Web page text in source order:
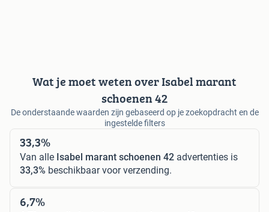
Wat je moet weten over Isabel marant
schoenen 42
De onderstaande waarden zijn gebaseerd op je zoekopdracht en de
ingestelde filters
33,3%
Van alle Isabel marant schoenen 42 advertenties is
33,3% beschikbaar voor verzending.
6,7%